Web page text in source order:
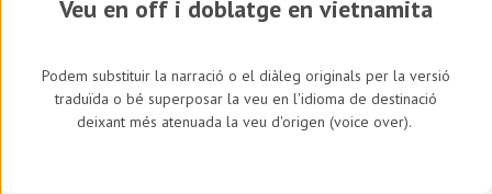
Veu en off i doblatge en vietnamita
Podem substituir la narració o el diàleg originals per la versió
traduïda o bé superposar la veu en l'idioma de destinació
deixant més atenuada la veu d'origen (voice over).